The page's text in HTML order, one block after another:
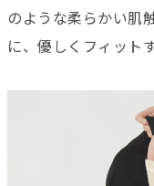
のような柔らかい肌
に、優しくフィット